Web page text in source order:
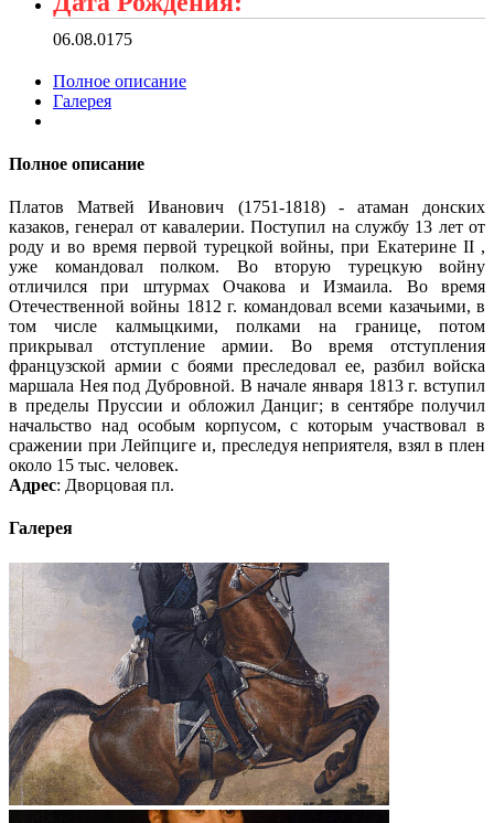
06.08.0175
Полное описание
Галерея
Полное описание
Платов Матвей Иванович (1751-1818) - атаман донских
казаков, генерал от кавалерии. Поступил на службу 13 лет от
роду и во время первой турецкой войны, при Екатерине II ,
уже командовал полком. Во вторую турецкую войну
отличился при штурмах Очакова и Измаила. Во время
Отечественной войны 1812 г. командовал всеми казачьими, в
том числе калмыцкими, полками на границе, потом
прикрывал отступление армии. Во время отступления
французской армии с боями преследовал ее, разбил войска
маршала Нея под Дубровной. В начале января 1813 г. вступил
в пределы Пруссии и обложил Данциг; в сентябре получил
начальство над особым корпусом, с которым участвовал в
сражении при Лейпциге и, преследуя неприятеля, взял в плен
около 15 тыс. человек.
Адрес: Дворцовая пл.
Галерея